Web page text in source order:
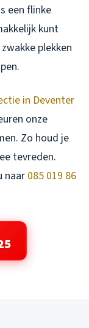
een flinke
kunt
plekken
in Deventer
onze
Zo houd je
tevreden.
naar 085 019 86